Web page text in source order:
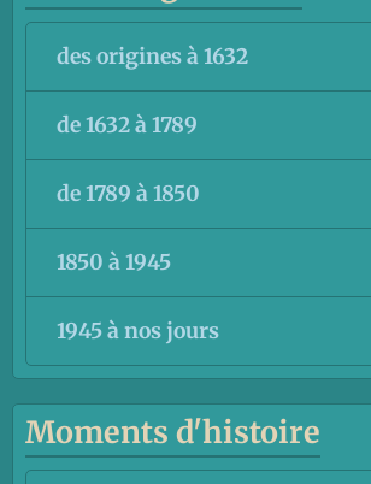
des origines à 1632
de 1632 à 1789
de 1789 à 1850
1850 à 1945
1945 à nos jours
Moments d'histoire